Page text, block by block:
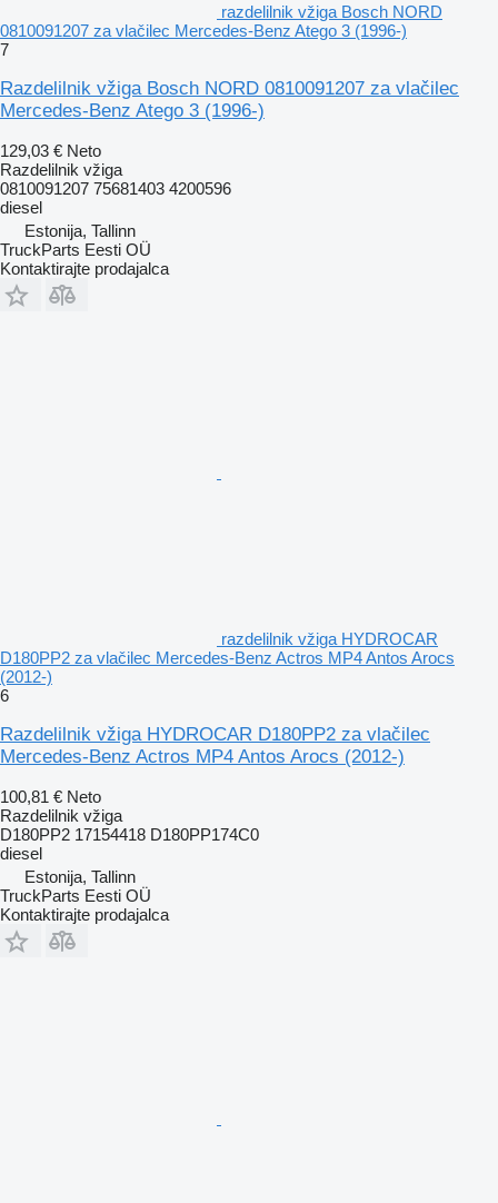
razdelilnik vžiga Bosch NORD
0810091207 za vlačilec Mercedes-Benz Atego 3 (1996-)
7
Razdelilnik vžiga Bosch NORD 0810091207 za vlačilec
Mercedes-Benz Atego 3 (1996-)
129,03 € Neto
Razdelilnik vžiga
0810091207 75681403 4200596
diesel
Estonija, Tallinn
TruckParts Eesti OÜ
Kontaktirajte prodajalca
razdelilnik vžiga HYDROCAR
D180PP2 za vlačilec Mercedes-Benz Actros MP4 Antos Arocs
(2012-)
6
Razdelilnik vžiga HYDROCAR D180PP2 za vlačilec
Mercedes-Benz Actros MP4 Antos Arocs (2012-)
100,81 € Neto
Razdelilnik vžiga
D180PP2 17154418 D180PP174C0
diesel
Estonija, Tallinn
TruckParts Eesti OÜ
Kontaktirajte prodajalca